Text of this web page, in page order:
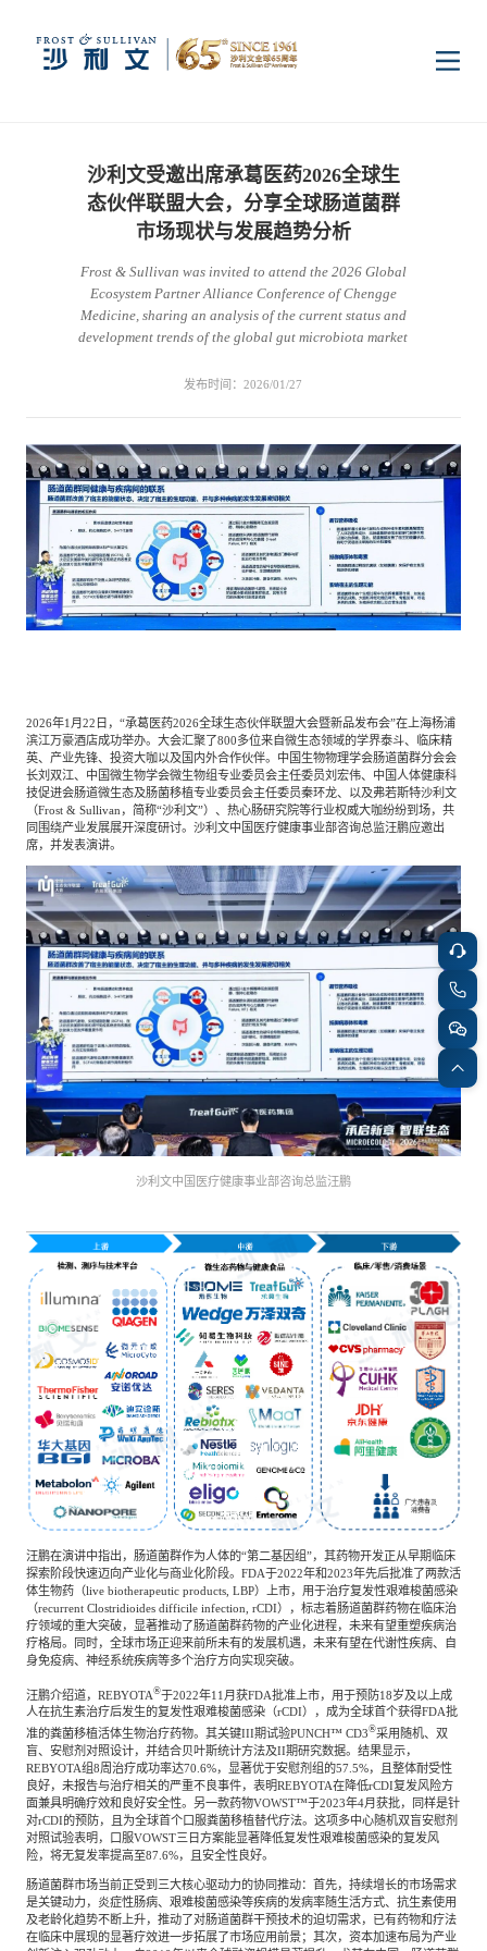
行业研究
餐饮与新零售 半导体与芯片
智能家居 汽车与出行
科技、媒体和通信 金融科技
地产与物业 矿业冶炼
美容时尚 大数据与人工智能
物流与供应链 建筑科技与装饰装潢
特种新材料 文化娱乐
企业级服务 跨境电商贸易
航运及港口
母婴 农林牧渔
园林绿化 商业航空
企业咨询服务
公司动态
媒体报道
活动
关于我们
中国管理团队
表现与影响
战略合作伙伴
专家委员会
沙利文中国分支机构
中
EN
沙利文受邀出席承葛医药2026全球生
态伙伴联盟大会，分享全球肠道菌群
市场现状与发展趋势分析
Frost & Sullivan was invited to attend the 2026 Global
Ecosystem Partner Alliance Conference of Chengge
Medicine, sharing an analysis of the current status and
development trends of the global gut microbiota market
发布时间：2026/01/27
2026年1月22日，“承葛医药2026全球生态伙伴联盟大会暨新品发布会”在上海杨浦
滨江万豪酒店成功举办。大会汇聚了800多位来自微生态领域的学界泰斗、临床精
英、产业先锋、投资大咖以及国内外合作伙伴。中国生物物理学会肠道菌群分会会
长刘双江、中国微生物学会微生物组专业委员会主任委员刘宏伟、中国人体健康科
技促进会肠道微生态及肠菌移植专业委员会主任委员秦环龙、以及弗若斯特沙利文
（Frost & Sullivan，简称“沙利文”）、热心肠研究院等行业权威大咖纷纷到场，共
同围绕产业发展展开深度研讨。沙利文中国医疗健康事业部咨询总监汪鹏应邀出
席，并发表演讲。
沙利文中国医疗健康事业部咨询总监汪鹏
汪鹏在演讲中指出，肠道菌群作为人体的“第二基因组”，其药物开发正从早期临床
探索阶段快速迈向产业化与商业化阶段。FDA于2022年和2023年先后批准了两款活
体生物药（live biotherapeutic products, LBP）上市，用于治疗复发性艰难梭菌感染
（recurrent Clostridioides difficile infection, rCDI），标志着肠道菌群药物在临床治
疗领域的重大突破，显著推动了肠道菌群药物的产业化进程，未来有望重塑疾病治
疗格局。同时，全球市场正迎来前所未有的发展机遇，未来有望在代谢性疾病、自
身免疫病、神经系统疾病等多个治疗方向实现突破。
汪鹏介绍道，REBYOTA®于2022年11月获FDA批准上市，用于预防18岁及以上成
人在抗生素治疗后发生的复发性艰难梭菌感染（rCDI），成为全球首个获得FDA批
准的粪菌移植活体生物治疗药物。其关键III期试验PUNCH™ CD3®采用随机、双
盲、安慰剂对照设计，并结合贝叶斯统计方法及II期研究数据。结果显示，
REBYOTA组8周治疗成功率达70.6%，显著优于安慰剂组的57.5%，且整体耐受性
良好，未报告与治疗相关的严重不良事件，表明REBYOTA在降低rCDI复发风险方
面兼具明确疗效和良好安全性。另一款药物VOWST™于2023年4月获批，同样是针
对rCDI的预防，且为全球首个口服粪菌移植替代疗法。这项多中心随机双盲安慰剂
对照试验表明，口服VOWST三日方案能显著降低复发性艰难梭菌感染的复发风
险，将无复发率提高至87.6%，且安全性良好。
肠道菌群市场当前正受到三大核心驱动力的协同推动：首先，持续增长的市场需求
是关键动力，炎症性肠病、艰难梭菌感染等疾病的发病率随生活方式、抗生素使用
及老龄化趋势不断上升，推动了对肠道菌群干预技术的迫切需求，已有药物和疗法
在临床中展现的显著疗效进一步拓展了市场应用前景；其次，资本加速布局为产业